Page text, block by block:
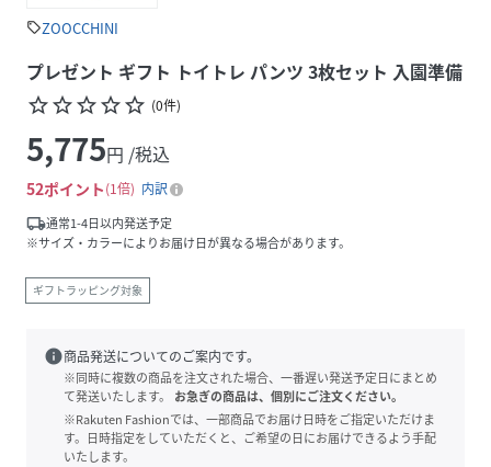
sellZOOCCHINI
プレゼント ギフト トイトレ パンツ 3枚セット 入園準備
star_borderstar_borderstar_borderstar_borderstar_border (0件)
5,775円 /税込
52ポイント 1倍
内訳
local_shipping通常1-4日以内発送予定
※サイズ・カラーによりお届け日が異なる場合があります。
ギフトラッピング対象
info商品発送についてのご案内です。
※同時に複数の商品を注文された場合、一番遅い発送予定日にまとめ
て発送いたします。
お急ぎの商品は、個別にご注文ください。
※Rakuten Fashionでは、一部商品でお届け日時をご指定いただけま
す。日時指定をしていただくと、ご希望の日にお届けできるよう手配
いたします。